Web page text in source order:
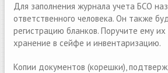
Для заполнения журнала учета БСО
ответственного человека. Он также
регистрацию бланков. Поручите ему их
хранение в сейфе и инвентаризацию.
Копии документов (корешки),